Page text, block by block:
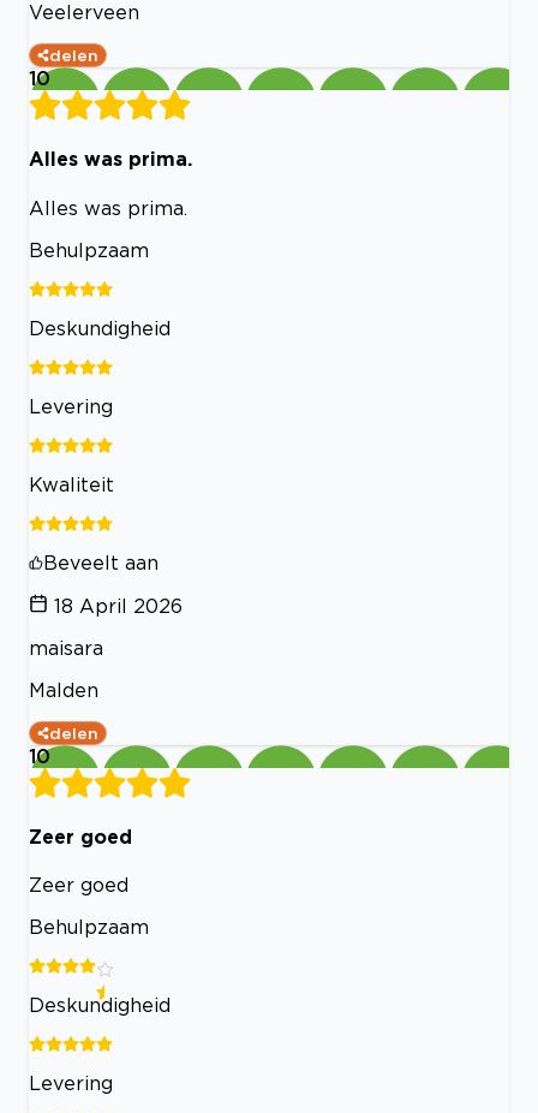
Veelerveen
delen
10
Alles was prima.
Alles was prima.
Behulpzaam
Deskundigheid
Levering
Kwaliteit
Beveelt aan
18 April 2026
‪maisara
Malden
delen
10
Zeer goed
Zeer goed
Behulpzaam
Deskundigheid
Levering